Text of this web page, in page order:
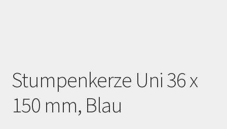
Kerzenpflege
Mein Konto
Stumpenkerze Uni 36 x
150 mm, Blau